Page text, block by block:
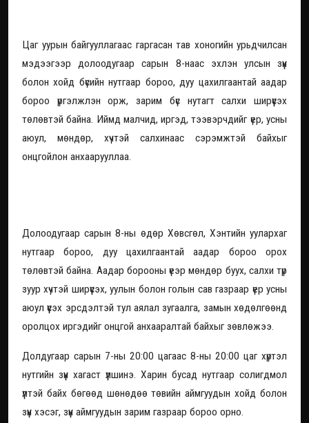
Цаг уурын байгууллагаас гаргасан тав хоногийн урьдчилсан
мэдээгээр долоодугаар сарын 8-наас эхлэн улсын зүүн
болон хойд бүсийн нутгаар бороо, дуу цахилгаантай аадар
бороо үргэлжлэн орж, зарим бүс нутагт салхи ширүүсэх
төлөвтэй байна. Иймд малчид, иргэд, тээвэрчдийг үер, усны
аюул, мөндөр, хүчтэй салхинаас сэрэмжтэй байхыг
онцгойлон анхаарууллаа.
Долоодугаар сарын 8-ны өдөр Хөвсгөл, Хэнтийн уулархаг
нутгаар бороо, дуу цахилгаантай аадар бороо орох
төлөвтэй байна. Аадар борооны үеэр мөндөр буух, салхи түр
зуур хүчтэй ширүүсэх, уулын болон голын сав газраар үер усны
аюул үүсэх эрсдэлтэй тул аялал зугаалга, замын хөдөлгөөнд
оролцох иргэдийг онцгой анхааралтай байхыг зөвлөжээ.
Долдугаар сарын 7-ны 20:00 цагаас 8-ны 20:00 цаг хүртэл
нутгийн зүүн хагаст үүлшинэ. Харин бусад нутгаар солигдмол
үүлтэй байх бөгөөд шөнөдөө төвийн аймгуудын хойд болон
зүүн хэсэг, зүүн аймгуудын зарим газраар бороо орно.